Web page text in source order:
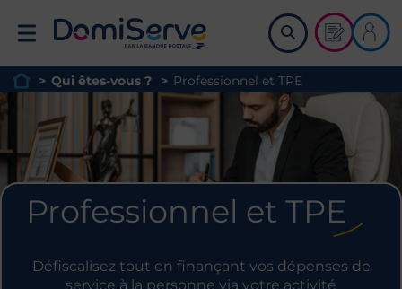
Retour à l'accueilDemander
Me
Page d'accueil du site
> Qui êtes-vous ? > Professionnel et TPE
Professionnel et TPE
Défiscalisez tout en finançant vos dépenses de
service à la personne via votre activité